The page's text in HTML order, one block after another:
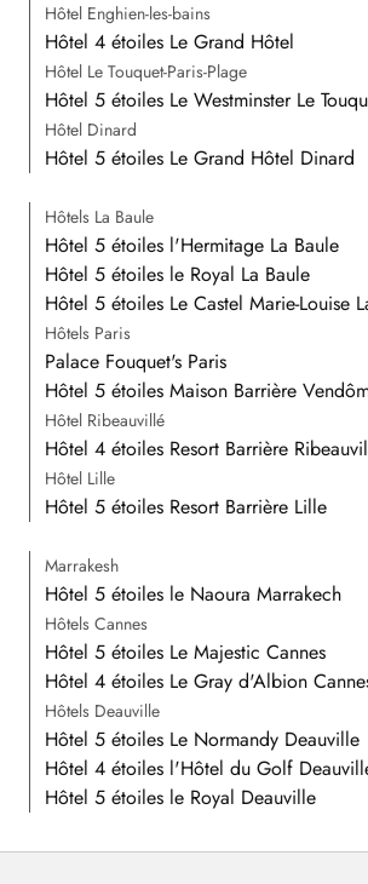
Hôtel Enghien-les-bains
Hôtel 4 étoiles Le Grand Hôtel
Hôtel Le Touquet-Paris-Plage
Hôtel 5 étoiles Le Westminster Le
Hôtel Dinard
Hôtel 5 étoiles Le Grand Hôtel Dinard
Hôtels La Baule
Hôtel 5 étoiles l'Hermitage La Baule
Hôtel 5 étoiles le Royal La Baule
Hôtel 5 étoiles Le Castel Marie-Louise
Hôtels Paris
Palace Fouquet's Paris
Hôtel 5 étoiles Maison Barrière
Hôtel Ribeauvillé
Hôtel 4 étoiles Resort Barrière
Hôtel Lille
Hôtel 5 étoiles Resort Barrière Lille
Marrakesh
Hôtel 5 étoiles le Naoura Marrakech
Hôtels Cannes
Hôtel 5 étoiles Le Majestic Cannes
Hôtel 4 étoiles Le Gray d'Albion
Hôtels Deauville
Hôtel 5 étoiles Le Normandy Deauville
Hôtel 4 étoiles l'Hôtel du Golf
Hôtel 5 étoiles le Royal Deauville